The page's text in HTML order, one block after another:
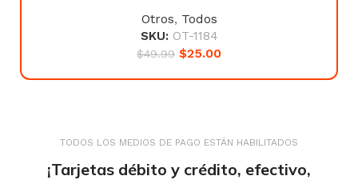
Otros, Todos
SKU: OT-1184
$49.99 $25.00
TODOS LOS MEDIOS DE PAGO ESTÁN HABILITADOS
¡Tarjetas débito y crédito, efectivo,